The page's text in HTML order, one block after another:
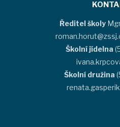
Ředitel školy
Školní jídelna
Školní družina